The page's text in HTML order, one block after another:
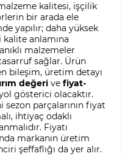
kalitesi, işçilik
bir arada ele
yapılır; daha yüksek
anlamına
malzemeler
sağlar. Ürün
bileşim, üretim detayı
değerive fiyat-
gösterici olacaktır.
parçalarının fiyat
ihtiyaç odaklı
Fiyatı
markanın üretim
şeffaflığı da yer alır.